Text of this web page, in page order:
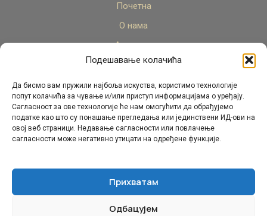
Подешавање колачића
Да бисмо вам пружили најбоља искуства, користимо технологије
попут колачића за чување и/или приступ информацијама о уређају.
Сагласност за ове технологије ће нам омогућити да обрађујемо
податке као што су понашање прегледања или јединствени ИД-ови на
овој веб страници. Недавање сагласности или повлачење
сагласности може негативно утицати на одређене функције.
Прихватам
Одбацујем
Почетна
О нама
Актуелно
Стручни кадар
Пројекти
Архива
Контакт
© Републички педагошки завод Републике Српске.